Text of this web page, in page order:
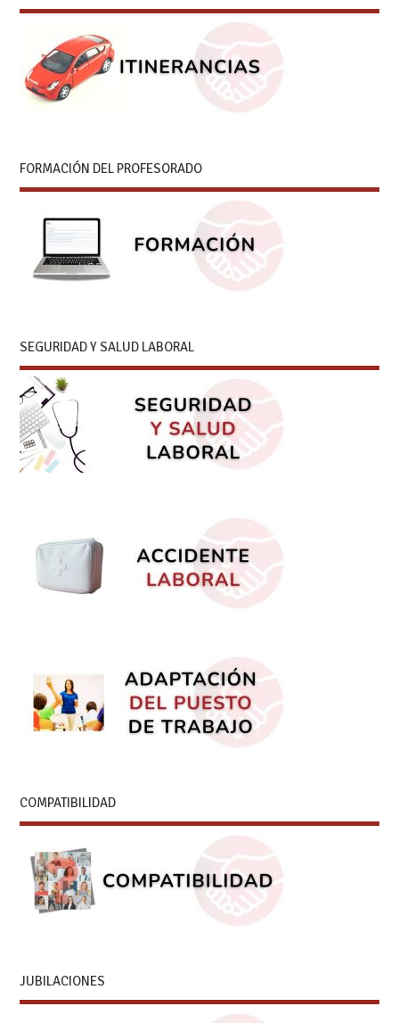
FORMACIÓN DEL PROFESORADO
SEGURIDAD Y SALUD LABORAL
COMPATIBILIDAD
JUBILACIONES